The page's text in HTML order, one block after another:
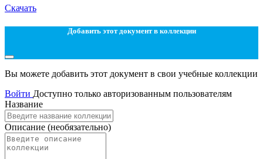
Скачать
Добавить этот документ в коллекции
Вы можете добавить этот документ в свои учебные коллекции
Войти Доступно только авторизованным пользователям
Название
Описание (необязательно)